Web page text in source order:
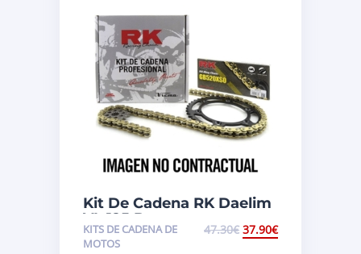
Kit De Cadena RK Daelim
VL 125 Daystar
KITS DE CADENA DE
MOTOS
47.30€ 37.90€